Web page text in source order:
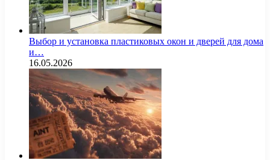
Выбор и установка пластиковых окон и дверей для дома
и…
16.05.2026